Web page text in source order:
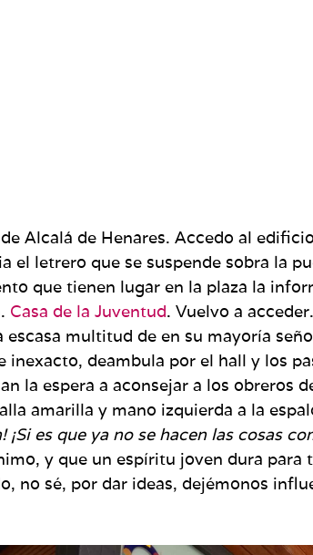
Alcalá de Henares. Accedo al
el letrero que se suspende sobra la
que tienen lugar en la plaza la
Casa de la Juventud. Vuelvo a
multitud de en su mayoría
deambula por el hall y los
la espera a aconsejar a los obreros
amarilla y mano izquierda a la
es que ya no se hacen las cosas
y que un espíritu joven dura para
no sé, por dar ideas, dejémonos